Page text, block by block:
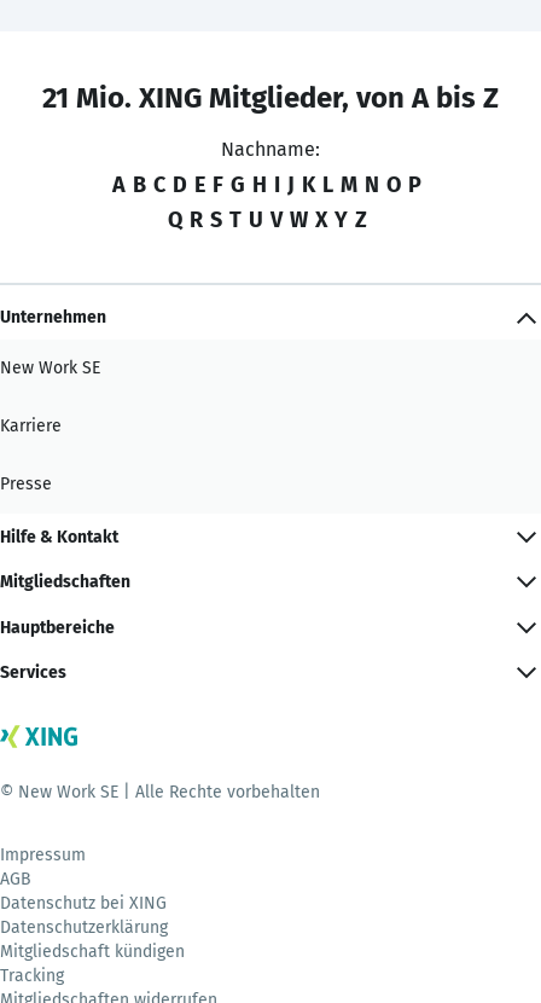
21 Mio. XING Mitglieder, von A bis Z
Nachname:
A B C D E F G H I J K L M N O P
Q R S T U V W X Y Z
Unternehmen
New Work SE
Karriere
Presse
Hilfe & Kontakt
Mitgliedschaften
Hauptbereiche
Services
© New Work SE | Alle Rechte vorbehalten
Impressum
AGB
Datenschutz bei XING
Datenschutzerklärung
Mitgliedschaft kündigen
Tracking